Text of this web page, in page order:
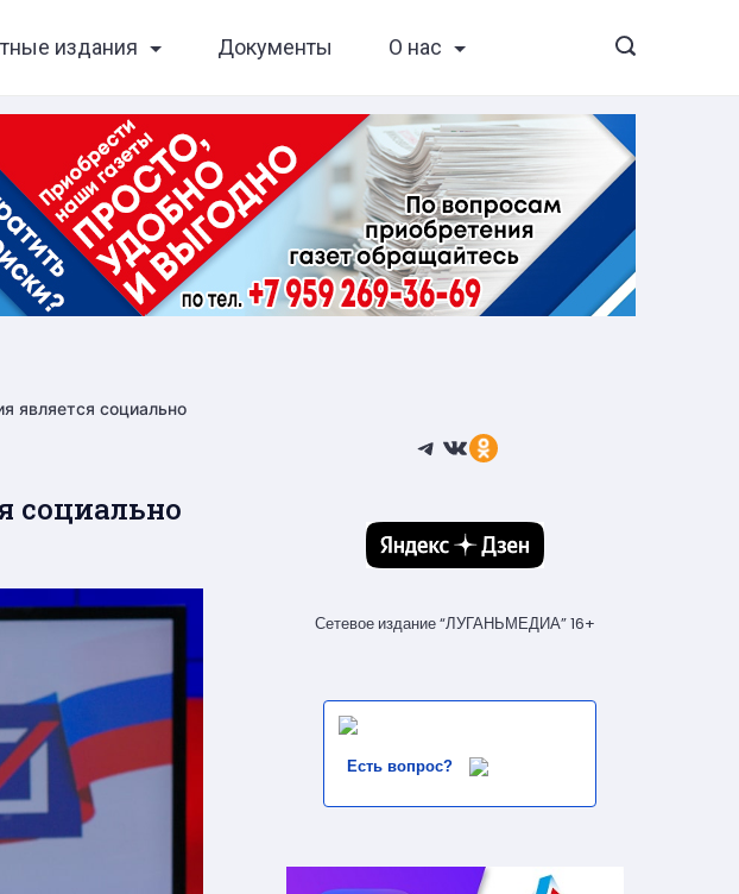
издания Документы О нас
является социально
социально
Telegram
ВКонтакте
Ссылка
Сетевое издание “ЛУГАНЬМЕДИА” 16+
Есть вопрос?